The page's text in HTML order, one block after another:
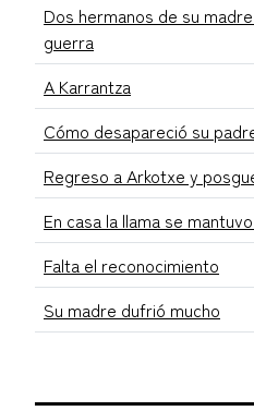
Dos hermanos de su
guerra
A Karrantza
Cómo desapareció su
Regreso a Arkotxe y
En casa la llama se
Falta el reconocimiento
Su madre dufrió mucho